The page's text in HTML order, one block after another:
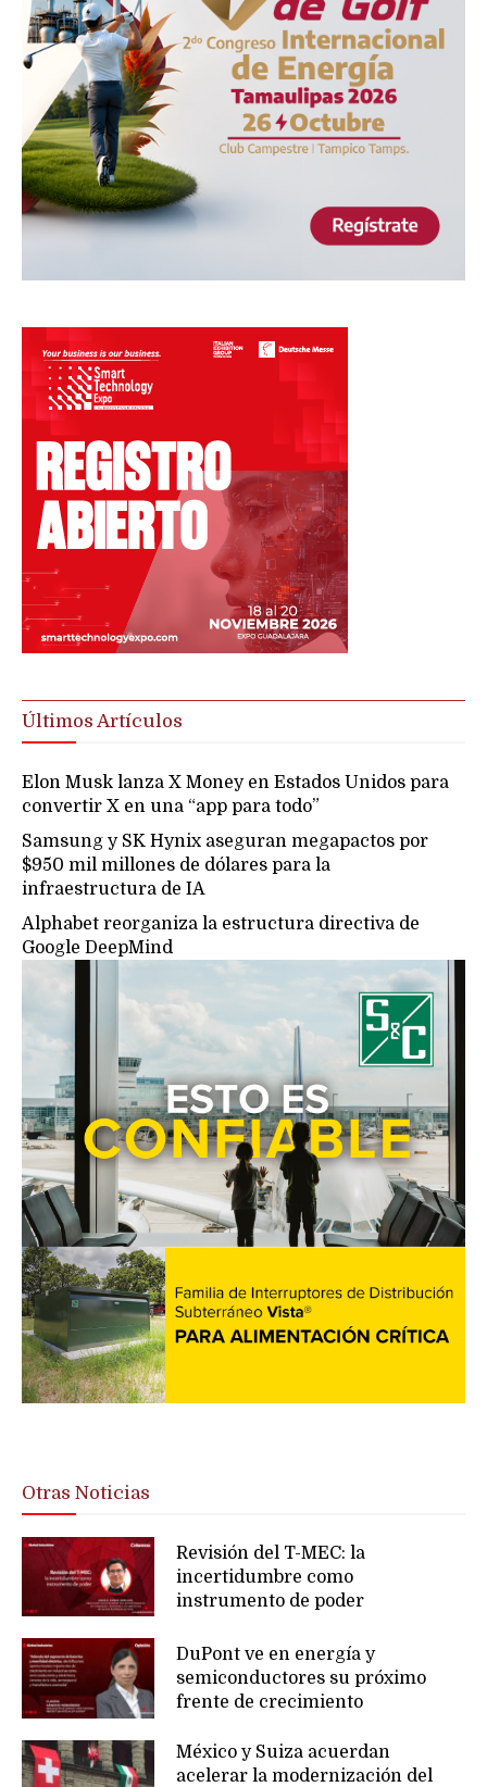
Últimos Artículos
Elon Musk lanza X Money en Estados Unidos para
convertir X en una “app para todo”
Samsung y SK Hynix aseguran megapactos por
$950 mil millones de dólares para la
infraestructura de IA
Alphabet reorganiza la estructura directiva de
Google DeepMind
Otras Noticias
Revisión del T-MEC: la
incertidumbre como
instrumento de poder
DuPont ve en energía y
semiconductores su próximo
frente de crecimiento
México y Suiza acuerdan
acelerar la modernización del